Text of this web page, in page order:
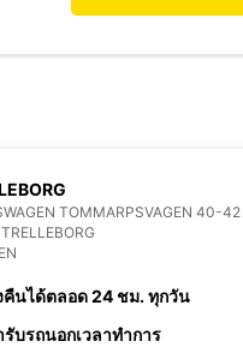
TOMMARPSVAGEN 40-42
คืนได้ตลอด 24 ชม. ทุกวัน
รับรถนอกเวลาทำการ